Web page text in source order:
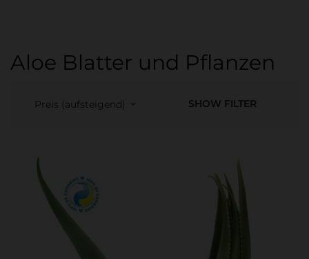
Aloe Blatter und Pflanzen
Preis (aufsteigend) keyboard_arrow_down SHOW FILTER